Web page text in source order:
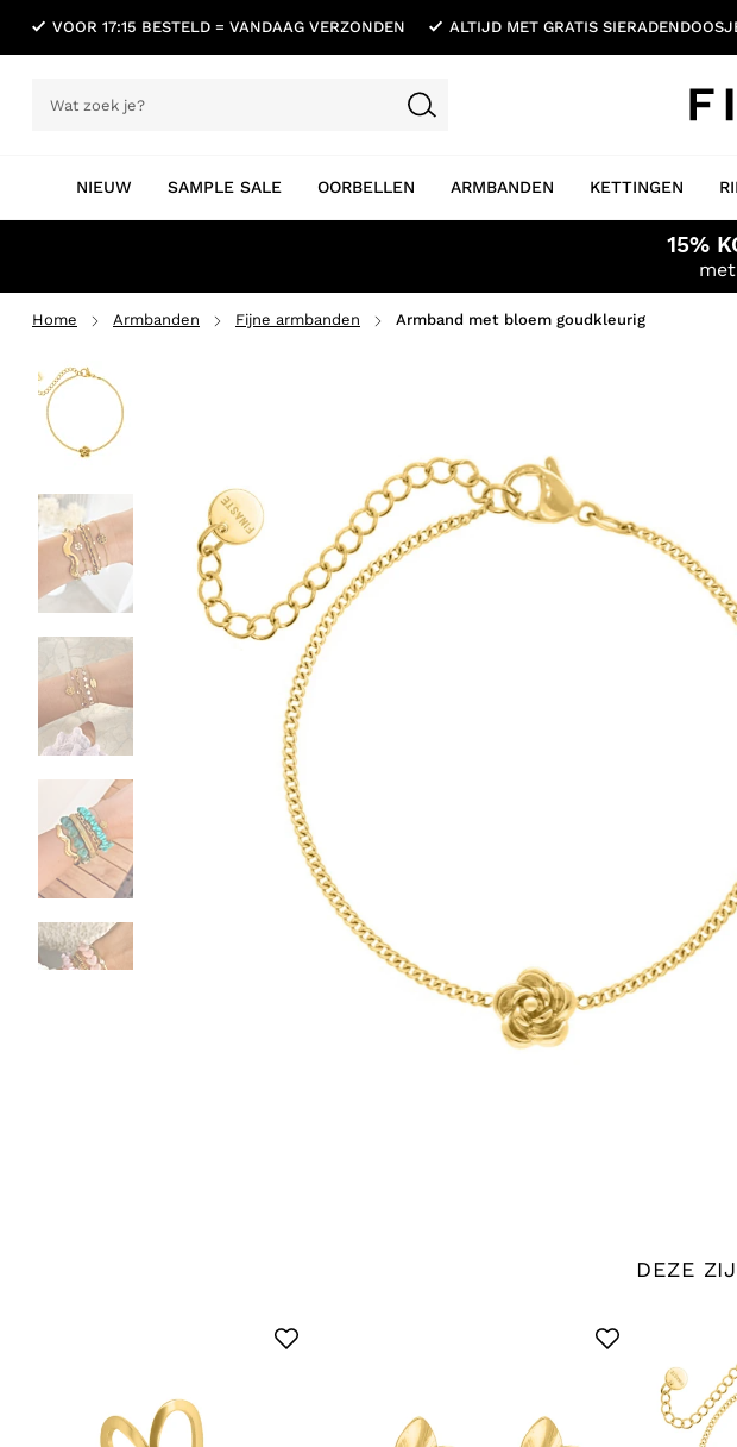
VOOR 17:15 BESTELD = VANDAAG VERZONDEN ALTIJD MET GRATIS
NIEUW SAMPLE SALE OORBELLEN ARMBANDEN KETTINGEN
15%
met
Home Armbanden Fijne armbanden Armband met bloem goudkleurig
DEZE